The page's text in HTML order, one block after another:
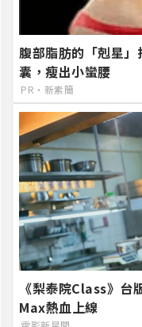
腹部脂肪的「剋星
囊，瘦出小蠻腰
PR・新素簡
《梨泰院Class》台
Max熱血上線